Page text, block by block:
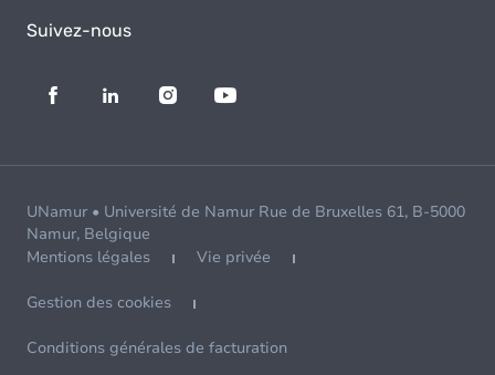
Suivez-nous
UNamur • Université de Namur Rue de Bruxelles 61, B-5000
Namur, Belgique
Mentions légales
Vie privée
Gestion des cookies
Conditions générales de facturation